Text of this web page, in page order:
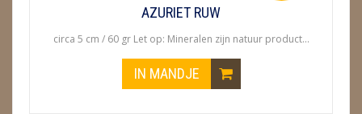
AZURIET RUW
circa 5 cm / 60 gr Let op: Mineralen zijn natuur product...
IN MANDJE